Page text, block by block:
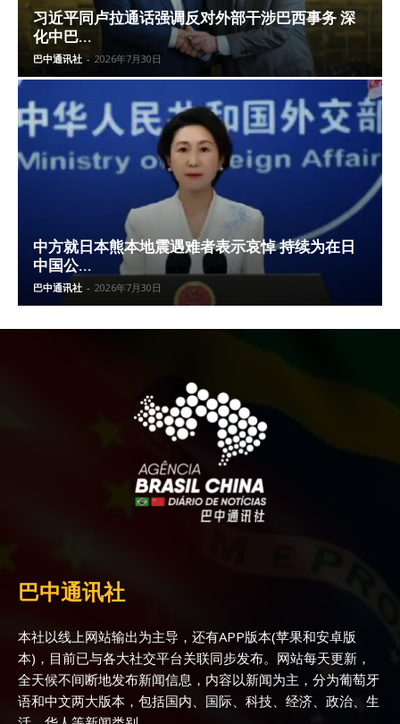
习近平同卢拉通话强调反对外部干涉巴西事务 深
化中巴...
巴中通讯社 - 2026年7月30日
中方就日本熊本地震遇难者表示哀悼 持续为在日
中国公...
巴中通讯社 - 2026年7月30日
巴中通讯社
本社以线上网站输出为主导，还有APP版本(苹果和安卓版
本)，目前已与各大社交平台关联同步发布。网站每天更新，
全天候不间断地发布新闻信息，内容以新闻为主，分为葡萄牙
语和中文两大版本，包括国内、国际、科技、经济、政治、生